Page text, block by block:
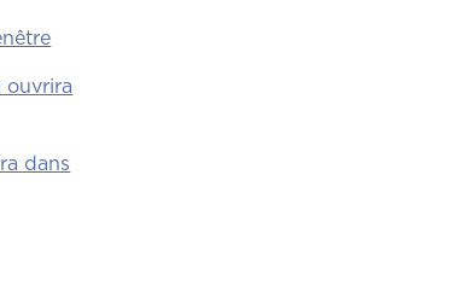
Ce lien ouvrira dans une autre fenêtre
ouvrira
dans